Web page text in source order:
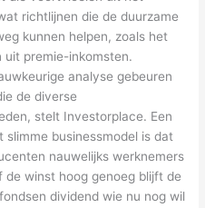
richtlijnen die de duurzame
kunnen helpen, zoals het
uit premie-inkomsten.
analyse gebeuren
de diverse
stelt Investorplace. Een
businessmodel is dat
nauwelijks werknemers
de winst hoog genoeg blijft de
dividend wie nu nog wil